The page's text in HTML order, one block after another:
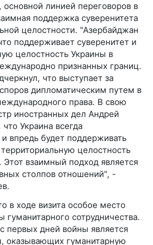
основной линией переговоров в
поддержка суверенитета
целостности. "Азербайджан
поддерживает суверенитет и
целостность Украины в
признанных границ.
что выступает за
дипломатическим путем в
права. В свою
иностранных дел Андрей
Украина всегда
впредь будет поддерживать
целостность
Этот взаимный подход является
столпов отношений", -
в ходе визита особое место
гуманитарного сотрудничества.
первых дней войны является
оказывающих гуманитарную